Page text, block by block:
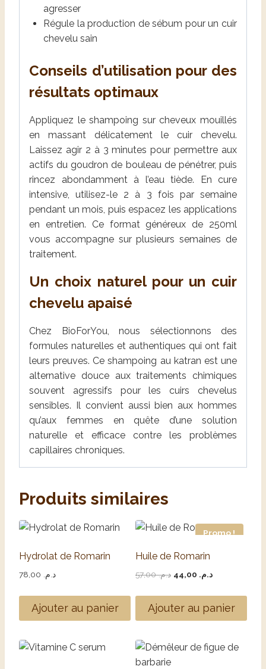
agresser
Régule la production de sébum pour un cuir
chevelu sain
Conseils d’utilisation pour des
résultats optimaux
Appliquez le shampoing sur cheveux mouillés
en massant délicatement le cuir chevelu.
Laissez agir 2 à 3 minutes pour permettre aux
actifs du goudron de bouleau de pénétrer, puis
rincez abondamment à l’eau tiède. En cure
intensive, utilisez-le 2 à 3 fois par semaine
pendant un mois, puis espacez les applications
en entretien. Ce format généreux de 250ml
vous accompagne sur plusieurs semaines de
traitement.
Un choix naturel pour un cuir
chevelu apaisé
Chez BioForYou, nous sélectionnons des
formules naturelles et authentiques qui ont fait
leurs preuves. Ce shampoing au katran est une
alternative douce aux traitements chimiques
souvent agressifs pour les cuirs chevelus
sensibles. Il convient aussi bien aux hommes
qu’aux femmes en quête d’une solution
naturelle et efficace contre les problèmes
capillaires chroniques.
Produits similaires
Hydrolat de Romarin
د.م.
Ajouter au panier
Promo !
Huile de Romarin
د.م.57,00 د.م.
Ajouter au panier